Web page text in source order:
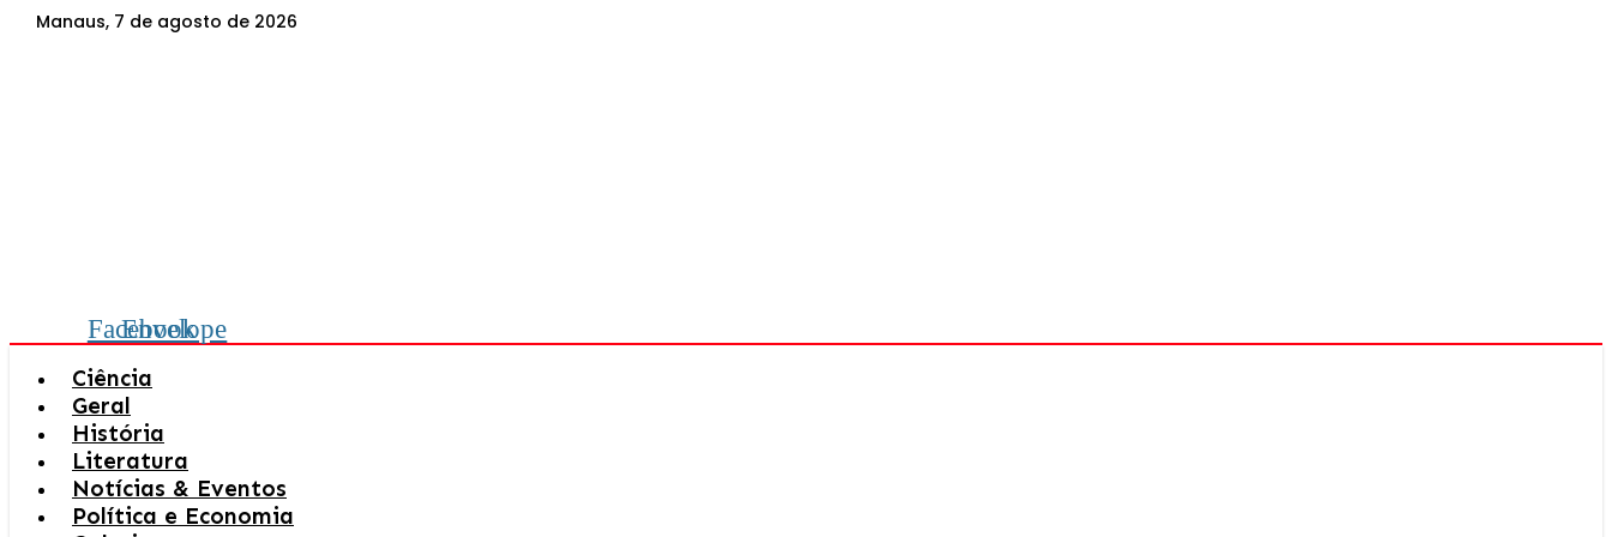
Manaus, 7 de agosto de 2026
Facebook
Envelope
Ciência
Geral
História
Literatura
Notícias & Eventos
Política e Economia